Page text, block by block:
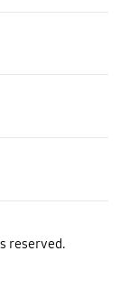
reserved.